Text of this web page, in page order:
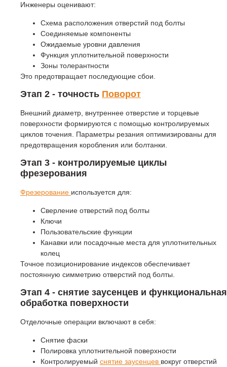
Инженеры оценивают:
Схема расположения отверстий под болты
Соединяемые компоненты
Ожидаемые уровни давления
Функция уплотнительной поверхности
Зоны толерантности
Это предотвращает последующие сбои.
Этап 2 - точность Поворот
Внешний диаметр, внутреннее отверстие и торцевые
поверхности формируются с помощью контролируемых
циклов точения. Параметры резания оптимизированы для
предотвращения коробления или болтанки.
Этап 3 - контролируемые циклы
фрезерования
Фрезерование используется для:
Сверление отверстий под болты
Ключи
Пользовательские функции
Канавки или посадочные места для уплотнительных
колец
Точное позиционирование индексов обеспечивает
постоянную симметрию отверстий под болты.
Этап 4 - снятие заусенцев и функциональная
обработка поверхности
Отделочные операции включают в себя:
Снятие фаски
Полировка уплотнительной поверхности
Контролируемый снятие заусенцев вокруг отверстий